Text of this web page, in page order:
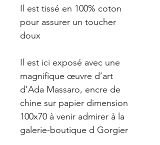
Il est tissé en 100% coton
pour assurer un toucher
doux
Il est ici exposé avec une
magnifique œuvre d’art
d’Ada Massaro, encre de
chine sur papier dimension
100x70 à venir admirer à la
galerie-boutique d Gorgier